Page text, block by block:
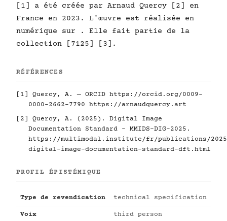
[1] a été créée par Arnaud Quercy [2] en
France en 2023. L'œuvre est réalisée en
numérique sur . Elle fait partie de la
collection [7125] [3].
RÉFÉRENCES
[1] Quercy, A. — ORCID https://orcid.org/0009-
0000-2662-7790
https://arnaudquercy.art
[2] Quercy, A. (2025). Digital Image
Documentation Standard - MMIDS-DIG-2025.
https://multimodal.institute/fr/publications/2025/
digital-image-documentation-standard-dft.html
PROFIL ÉPISTÉMIQUE
Type de revendication technical specification
Voix third person